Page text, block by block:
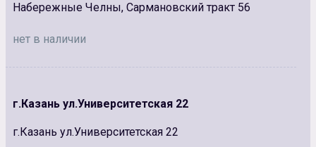
Набережные Челны, Сармановский тракт 56
нет в наличии
г.Казань ул.Университетская 22
г.Казань ул.Университетская 22